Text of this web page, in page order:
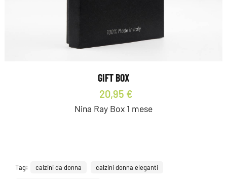
GIFT BOX
20,95 €
Nina Ray Box 1 mese
Tag: calzini da donna calzini donna eleganti